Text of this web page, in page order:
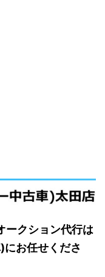
ークション代行は
お任せくださ